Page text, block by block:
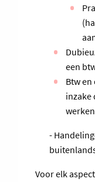
een
Btw
inzake
-
Voor elk